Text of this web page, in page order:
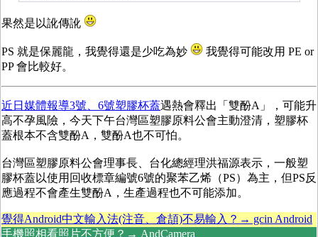
果然是以訛傳訛
PS 就是保麗龍，我覺得還是少吃為妙
我覺得可能改用 PE or
PP 會比較好。
近日媒體報導3號、6號塑膠杯蓋遇熱會釋出「雙酚A」，可能升
高不孕風險，今天下午台灣區塑膠原料公會主動澄清，塑膠杯
蓋根本不含雙酚A，雙酚A也不可怕。
台灣區塑膠原料公會理事長、台化總經理洪福源表示，一般塑
膠杯蓋以使用回收標章編號6號的聚苯乙烯（PS）為主，但PS反
應過程不會產生雙酚A，生產過程也不可能添加。
覺得Android中文輸入法(注音、倉頡)不易輸入？→ gcin Android
手機照相看照片不方便？→ AndCamera